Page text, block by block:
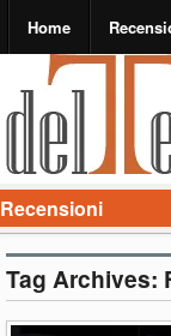
Home
Recensioni
Tag Archives: